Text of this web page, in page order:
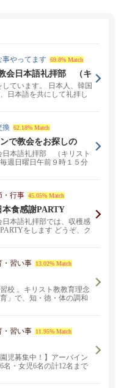
事やってます 69.8% Match
会日本語礼拝部 （キ
ント）毎週日曜日午
書の学びをしていま
ています。 日本人、韓国
日本語を共にして礼拝し
換 62.18% Match
で教会をお探しの
しください
日本語礼拝部 （キリスト
週日曜日午前９時１５分
・行事 45.05% Match
食感謝PARTY
本語礼拝部では、収穫感
をします どうぞ、ク
・習い事 13.02% Match
校 。キリスト教教育理念
」で、知・徳・体の調和
・習い事 11.95% Match
児募集中！】アーバイン
名・女児6名の計12名まで